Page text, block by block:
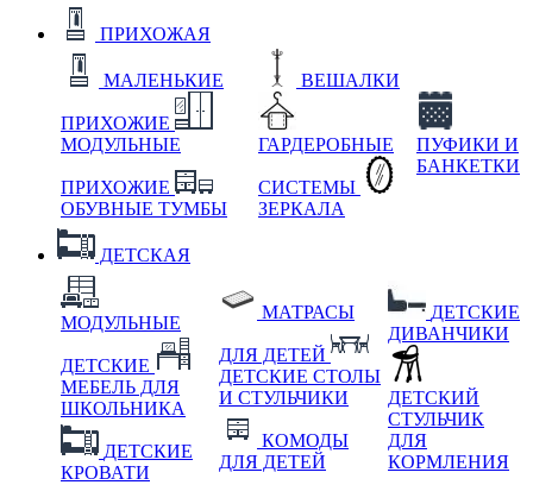
ПРИХОЖАЯ
МАЛЕНЬКИЕ
ПРИХОЖИЕ
МОДУЛЬНЫЕ
ПРИХОЖИЕ
ОБУВНЫЕ ТУМБЫ
ВЕШАЛКИ
ГАРДЕРОБНЫЕ
СИСТЕМЫ
ЗЕРКАЛА
ПУФИКИ И
БАНКЕТКИ
ДЕТСКАЯ
МОДУЛЬНЫЕ
ДЕТСКИЕ
МЕБЕЛЬ ДЛЯ
ШКОЛЬНИКА
ДЕТСКИЕ
КРОВАТИ
МАТРАСЫ
ДЛЯ ДЕТЕЙ
ДЕТСКИЕ СТОЛЫ
И СТУЛЬЧИКИ
КОМОДЫ
ДЛЯ ДЕТЕЙ
ДЕТСКИЕ
ДИВАНЧИКИ
ДЕТСКИЙ
СТУЛЬЧИК
ДЛЯ
КОРМЛЕНИЯ